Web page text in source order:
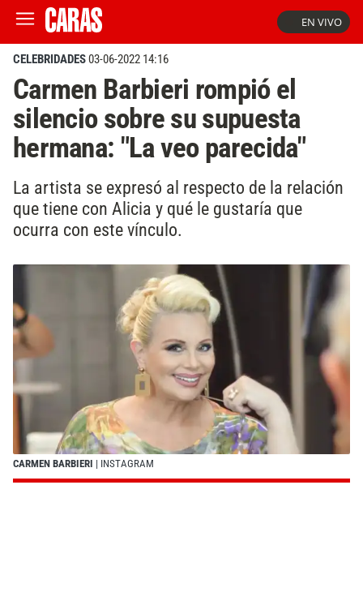
EN VIVO
CELEBRIDADES03-06-2022 14:16
Carmen Barbieri rompió el
silencio sobre su supuesta
hermana: "La veo parecida"
La artista se expresó al respecto de la relación
que tiene con Alicia y qué le gustaría que
ocurra con este vínculo.
CARMEN BARBIERI | INSTAGRAM